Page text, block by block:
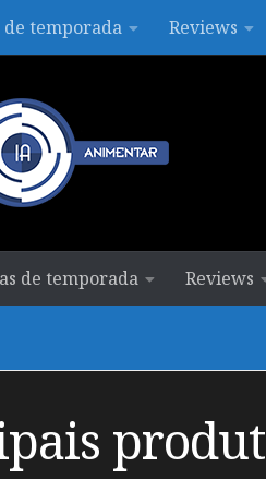
de temporada Reviews
de temporada Reviews